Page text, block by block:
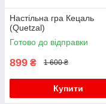
Настільна гра Кецаль
(Quetzal)
Готово до відправки
899 ₴ 1 600 ₴
Купити